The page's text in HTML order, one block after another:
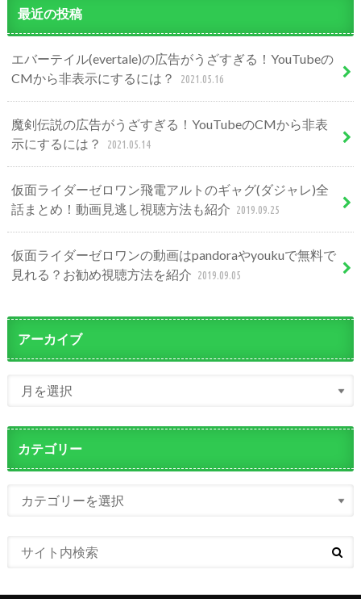
最近の投稿
エバーテイル(evertale)の広告がうざすぎる！YouTubeの
CMから非表示にするには？
2021.05.16
魔剣伝説の広告がうざすぎる！YouTubeのCMから非表
示にするには？
2021.05.14
仮面ライダーゼロワン飛電アルトのギャグ(ダジャレ)全
話まとめ！動画見逃し視聴方法も紹介 2019.09.25
仮面ライダーゼロワンの動画はpandoraやyoukuで無料で
見れる？お勧め視聴方法を紹介 2019.09.05
アーカイブ
カテゴリー